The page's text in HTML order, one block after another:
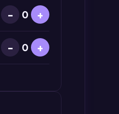
− 0 +
− 0 +